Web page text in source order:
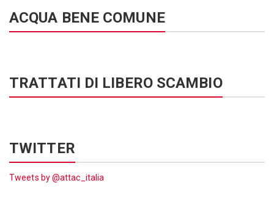
ACQUA BENE COMUNE
TRATTATI DI LIBERO SCAMBIO
TWITTER
Tweets by @attac_italia